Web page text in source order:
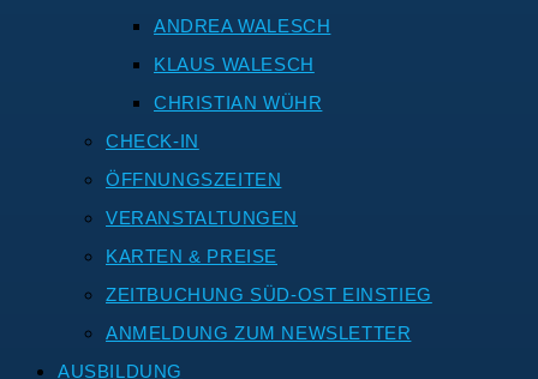
ANDREA WALESCH
KLAUS WALESCH
CHRISTIAN WÜHR
CHECK-IN
ÖFFNUNGSZEITEN
VERANSTALTUNGEN
KARTEN & PREISE
ZEITBUCHUNG SÜD-OST EINSTIEG
ANMELDUNG ZUM NEWSLETTER
AUSBILDUNG